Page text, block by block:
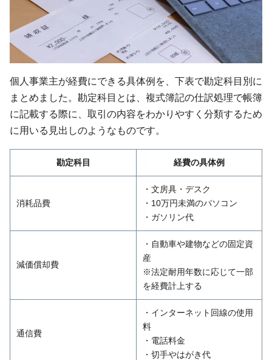
個人事業主が経費にできる具体例を、下表で勘定科目別に
まとめました。勘定科目とは、複式簿記の仕訳処理で帳簿
に記載する際に、取引の内容をわかりやすく分類するため
に用いる見出しのようなものです。
勘定科目 経費の具体例
消耗品費
・文房具・デスク
・10万円未満のパソコン
・ガソリン代
減価償却費
・自動車や建物などの固定資
産
※法定耐用年数に応じて一部
を経費計上する
通信費
・インターネット回線の使用
料
・電話料金
・切手やはがき代